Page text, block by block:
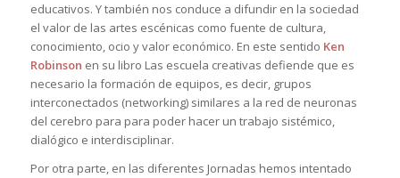
educativos. Y también nos conduce a difundir en la sociedad
el valor de las artes escénicas como fuente de cultura,
conocimiento, ocio y valor económico. En este sentido Ken
Robinson en su libro Las escuela creativas defiende que es
necesario la formación de equipos, es decir, grupos
interconectados (networking) similares a la red de neuronas
del cerebro para para poder hacer un trabajo sistémico,
dialógico e interdisciplinar.
Por otra parte, en las diferentes Jornadas hemos intentado